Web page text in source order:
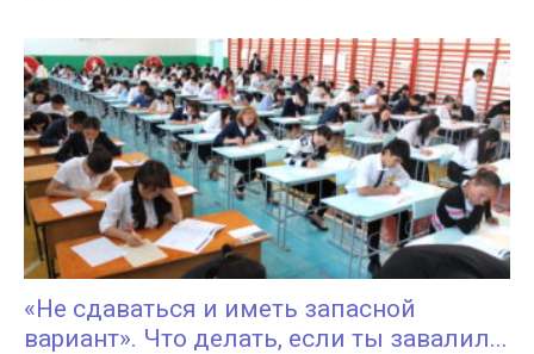
«Не сдаваться и иметь запасной
вариант». Что делать, если ты завалил...